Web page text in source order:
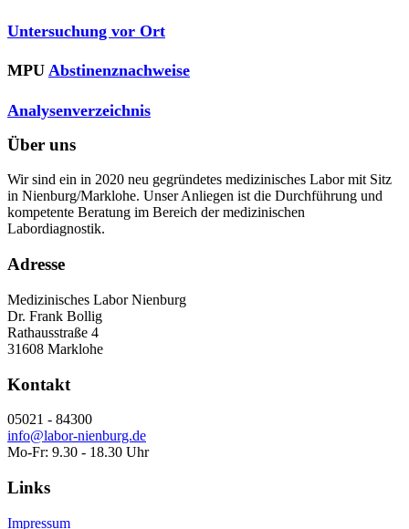
Untersuchung vor Ort
MPU Abstinenznachweise
Analysenverzeichnis
Über uns
Wir sind ein in 2020 neu gegründetes medizinisches Labor mit Sitz
in Nienburg/Marklohe. Unser Anliegen ist die Durchführung und
kompetente Beratung im Bereich der medizinischen
Labordiagnostik.
Adresse
Medizinisches Labor Nienburg
Dr. Frank Bollig
Rathausstraße 4
31608 Marklohe
Kontakt
05021 - 84300
info@labor-nienburg.de
Mo-Fr: 9.30 - 18.30 Uhr
Links
Impressum